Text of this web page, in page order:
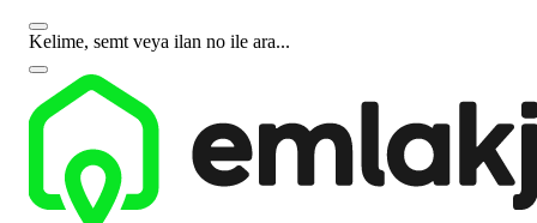
Kelime, semt veya ilan no ile ara...